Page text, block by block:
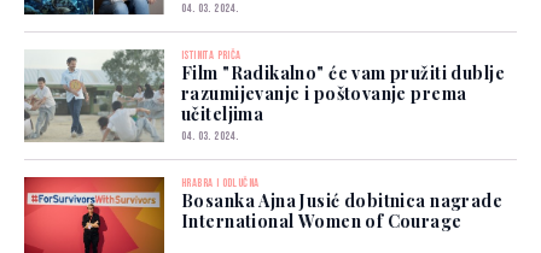
04. 03. 2024.
ISTINITA PRIČA
Film "Radikalno" će vam pružiti dublje
razumijevanje i poštovanje prema
učiteljima
04. 03. 2024.
HRABRA I ODLUČNA
Bosanka Ajna Jusić dobitnica nagrade
International Women of Courage